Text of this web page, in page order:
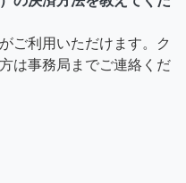
ご利用いただけます。ク
は事務局までご連絡くだ